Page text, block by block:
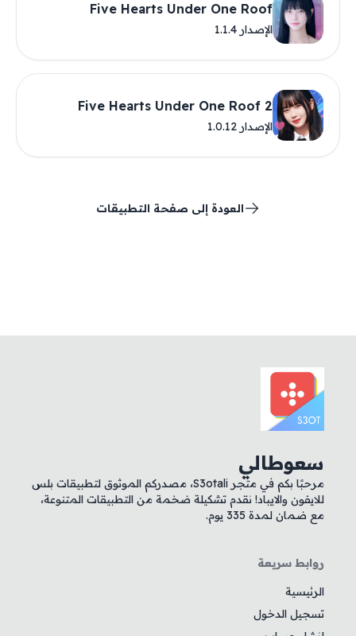
Five Hearts Under One Roof
الإصدار 1.1.4
Five Hearts Under One Roof 2
الإصدار 1.0.12
العودة إلى صفحة التطبيقات
سعوطالي
مرحبًا بكم في متجر S3otali، مصدركم الموثوق لتطبيقات بلس
للايفون والايباد! نقدم تشكيلة ضخمة من التطبيقات المتنوعة،
مع ضمان لمدة 335 يوم.
روابط سريعة
الرئيسية
تسجيل الدخول